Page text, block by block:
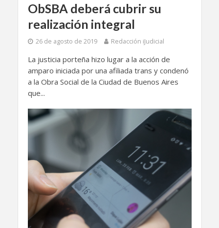
ObSBA deberá cubrir su
realización integral
26 de agosto de 2019 Redacción iJudicial
La justicia porteña hizo lugar a la acción de
amparo iniciada por una afiliada trans y condenó
a la Obra Social de la Ciudad de Buenos Aires
que...